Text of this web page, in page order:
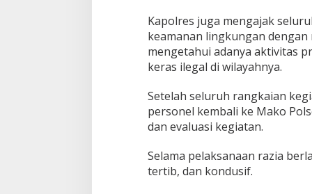
Kapolres juga mengajak
keamanan lingkungan
mengetahui adanya aktivitas
keras ilegal di wilayahnya.
Setelah seluruh rangkaian
personel kembali ke Mako
dan evaluasi kegiatan.
Selama pelaksanaan razia
tertib, dan kondusif.